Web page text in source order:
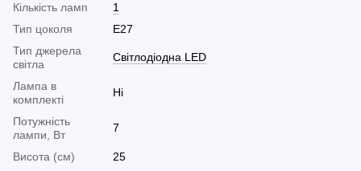
Кількість ламп
1
Тип цоколя
E27
Тип джерела
світла
Світлодіодна LED
Лампа в
комплекті
Ні
Потужність
лампи, Вт
7
Висота (см)
25